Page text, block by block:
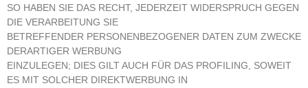
SO HABEN SIE DAS RECHT, JEDERZEIT WIDERSPRUCH GEGEN
DIE VERARBEITUNG SIE
BETREFFENDER PERSONENBEZOGENER DATEN ZUM ZWECKE
DERARTIGER WERBUNG
EINZULEGEN; DIES GILT AUCH FÜR DAS PROFILING, SOWEIT
ES MIT SOLCHER DIREKTWERBUNG IN